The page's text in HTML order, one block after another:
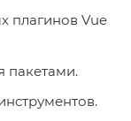
плагинов Vue
пакетами.